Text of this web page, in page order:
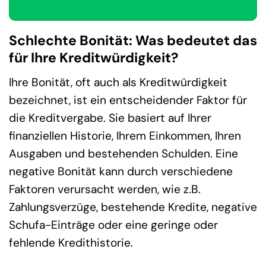
Schlechte Bonität: Was bedeutet das
für Ihre Kreditwürdigkeit?
Ihre Bonität, oft auch als Kreditwürdigkeit
bezeichnet, ist ein entscheidender Faktor für
die Kreditvergabe. Sie basiert auf Ihrer
finanziellen Historie, Ihrem Einkommen, Ihren
Ausgaben und bestehenden Schulden. Eine
negative Bonität kann durch verschiedene
Faktoren verursacht werden, wie z.B.
Zahlungsverzüge, bestehende Kredite, negative
Schufa-Einträge oder eine geringe oder
fehlende Kredithistorie.